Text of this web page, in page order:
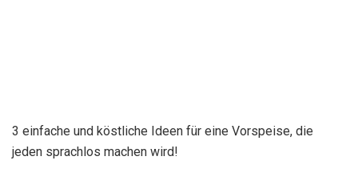
3 einfache und köstliche Ideen für eine Vorspeise, die
jeden sprachlos machen wird!